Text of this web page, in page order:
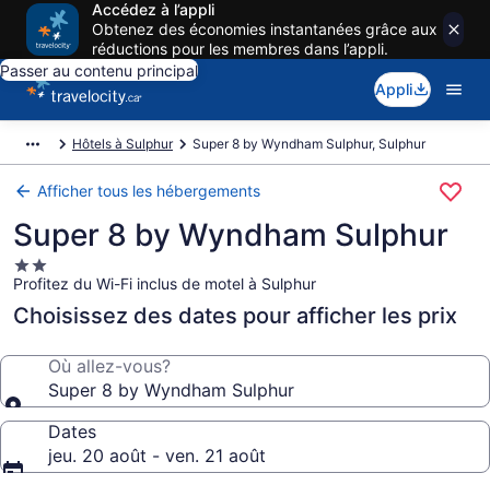
Accédez à l’appli
Obtenez des économies instantanées grâce aux
réductions pour les membres dans l’appli.
Passer au contenu principal
Appli
Hôtels à Sulphur Super 8 by Wyndham Sulphur, Sulphur
Afficher tous les hébergements
Super 8 by Wyndham Sulphur
Hébergement
2.0 étoiles
Profitez du Wi-Fi inclus de motel à Sulphur
Choisissez des dates pour afficher les prix
Où allez-vous?
Super 8 by Wyndham Sulphur
Dates
jeu. 20 août - ven. 21 août